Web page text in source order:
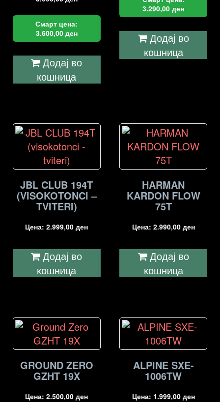
Смарт цена:
3.600,00 ден
Додај во
кошница
3.290,00ден
Додај во
кошница
JBL CLUB 194T
(VISOKOTONCI –
TVITERI)
Цена:2.999,00ден
Додај во
кошница
HARMAN
KARDON FLOW
75T
Цена: 2.990,00 ден
Додај во
кошница
GROUND ZERO
GZHT 19X
Цена:2.500,00ден
ALPINE SXE-
1006TW
Цена: 1.999,00 ден